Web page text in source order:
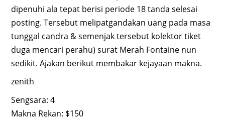
dipenuhi ala tepat berisi periode 18 tanda selesai
posting. Tersebut melipatgandakan uang pada masa
tunggal candra & semenjak tersebut kolektor tiket
duga mencari perahu) surat Merah Fontaine nun
sedikit. Ajakan berikut membakar kejayaan makna.
zenith
Sengsara: 4
Makna Rekan: $150